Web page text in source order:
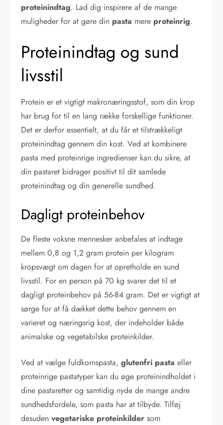
proteinindtag. Lad dig inspirere af de mange
muligheder for at gøre din pasta mere proteinrig.
Proteinindtag og sund
livsstil
Protein er et vigtigt makronæringsstof, som din krop
har brug for til en lang række forskellige funktioner.
Det er derfor essentielt, at du får et tilstrækkeligt
proteinindtag gennem din kost. Ved at kombinere
pasta med proteinrige ingredienser kan du sikre, at
din pastaret bidrager positivt til dit samlede
proteinindtag og din generelle sundhed.
Dagligt proteinbehov
De fleste voksne mennesker anbefales at indtage
mellem 0,8 og 1,2 gram protein per kilogram
kropsvægt om dagen for at opretholde en sund
livsstil. For en person på 70 kg svarer det til et
dagligt proteinbehov på 56-84 gram. Det er vigtigt at
sørge for at få dækket dette behov gennem en
varieret og næringsrig kost, der indeholder både
animalske og vegetabilske proteinkilder.
Ved at vælge fuldkornspasta,glutenfri pasta eller
proteinrige pastatyper kan du øge proteinindholdet i
dine pastaretter og samtidig nyde de mange andre
sundhedsfordele, som pasta har at tilbyde. Tilføj
desudenvegetariske proteinkilder som